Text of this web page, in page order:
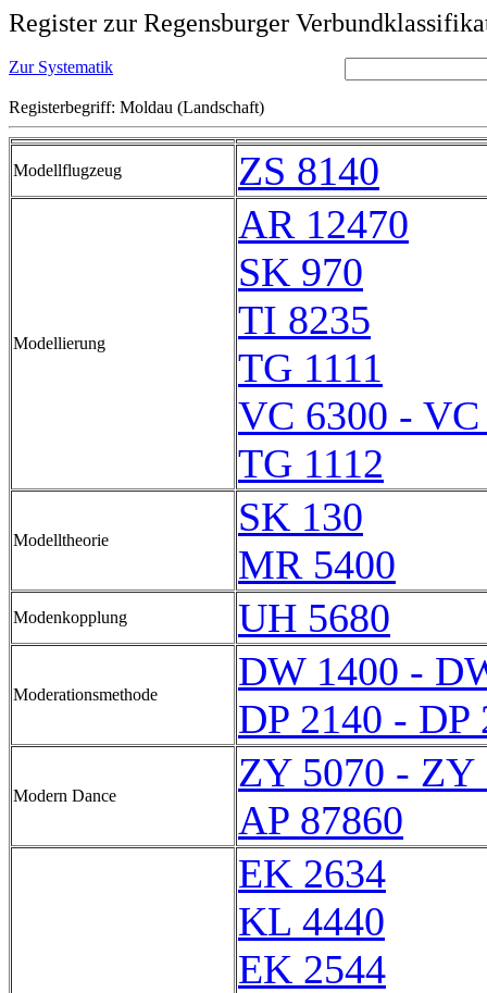
Register zur Regensburger
Zur Systematik
Registerbegriff: Moldau (Landschaft)
Modellflugzeug ZS 8140
Modellierung
AR 12470
SK 970
TI 8235
TG 1111
VC 6300 - VC
TG 1112
Modelltheorie
SK 130
MR 5400
Modenkopplung UH 5680
Moderationsmethode
DW 1400 -
DP 2140 - DP
Modern Dance
ZY 5070 - ZY
AP 87860
EK 2634
KL 4440
EK 2544